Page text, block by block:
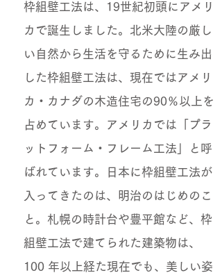
枠組壁工法は、19世紀初頭にアメリ
カで誕生しました。北米大陸の厳し
い自然から生活を守るために生み出
した枠組壁工法は、現在ではアメリ
カ・カナダの木造住宅の90％以上を
占めています。アメリカでは「プラ
ットフォーム・フレーム工法」と呼
ばれています。日本に枠組壁工法が
入ってきたのは、明治のはじめのこ
と。札幌の時計台や豊平館など、枠
組壁工法で建てられた建築物は、
100 年以上経た現在でも、美しい姿